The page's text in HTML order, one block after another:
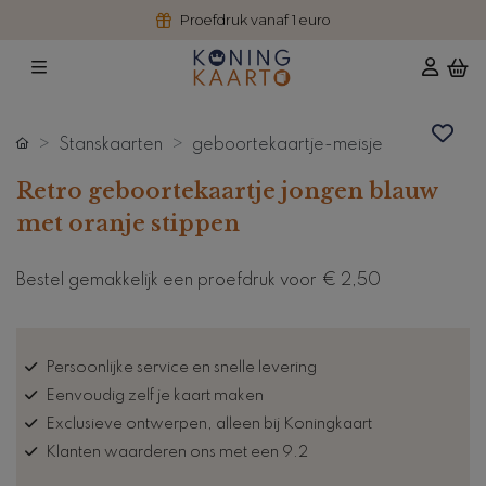
Proefdruk vanaf 1 euro
Stanskaarten geboortekaartje-meisje
Retro geboortekaartje jongen blauw
met oranje stippen
Bestel gemakkelijk een proefdruk voor € 2,50
Persoonlijke service en snelle levering
Eenvoudig zelf je kaart maken
Exclusieve ontwerpen, alleen bij Koningkaart
Klanten waarderen ons met een 9.2